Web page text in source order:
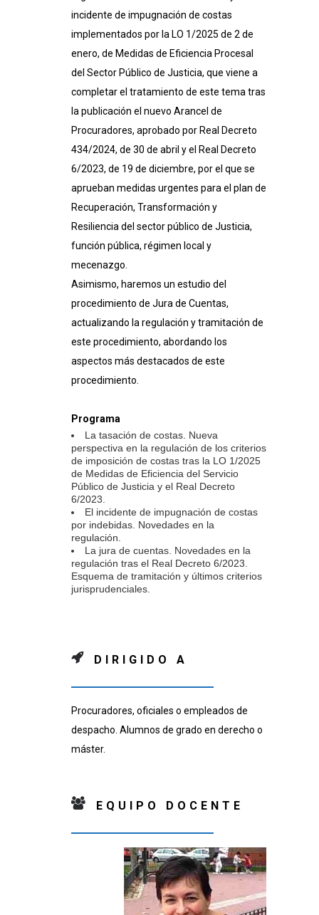
incidente de impugnación de costas
implementados por la LO 1/2025 de 2 de
enero, de Medidas de Eficiencia Procesal
del Sector Público de Justicia, que viene a
completar el tratamiento de este tema tras
la publicación el nuevo Arancel de
Procuradores, aprobado por Real Decreto
434/2024, de 30 de abril y el Real Decreto
6/2023, de 19 de diciembre, por el que se
aprueban medidas urgentes para el plan de
Recuperación, Transformación y
Resiliencia del sector público de Justicia,
función pública, régimen local y
mecenazgo.
Asimismo, haremos un estudio del
procedimiento de Jura de Cuentas,
actualizando la regulación y tramitación de
este procedimiento, abordando los
aspectos más destacados de este
procedimiento.
Programa
La tasación de costas. Nueva
perspectiva en la regulación de los criterios
de imposición de costas tras la LO 1/2025
de Medidas de Eficiencia del Servicio
Público de Justicia y el Real Decreto
6/2023.
El incidente de impugnación de costas
por indebidas. Novedades en la
regulación.
La jura de cuentas. Novedades en la
regulación tras el Real Decreto 6/2023.
Esquema de tramitación y últimos criterios
jurisprudenciales.
DIRIGIDO A
Procuradores, oficiales o empleados de
despacho. Alumnos de grado en derecho o
máster.
EQUIPO DOCENTE